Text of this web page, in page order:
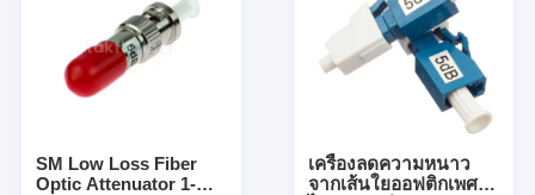
SM Low Loss Fiber
Optic Attenuator 1-
เครื่องลดความหนาว
จากเส้นใยออฟติกเพศผู้